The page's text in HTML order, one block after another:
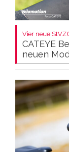
Vier neue
CATEYE
neuen